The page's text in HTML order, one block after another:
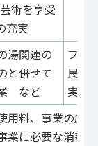
術を享受
充実
湯関連の
と併せて
など
フェ
民オ
実施
用料、事業の広
業に必要な消耗